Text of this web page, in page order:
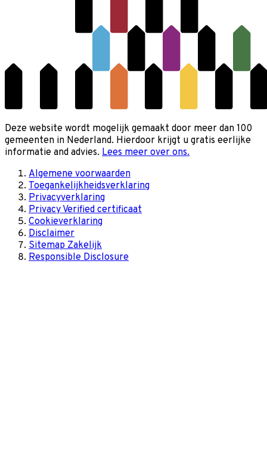
Deze website wordt mogelijk gemaakt door meer dan 100
gemeenten in Nederland. Hierdoor krijgt u gratis eerlijke
informatie and advies. Lees meer over ons.
Algemene voorwaarden
Toegankelijkheidsverklaring
Privacyverklaring
Privacy Verified certificaat
Cookieverklaring
Disclaimer
Sitemap Zakelijk
Responsible Disclosure